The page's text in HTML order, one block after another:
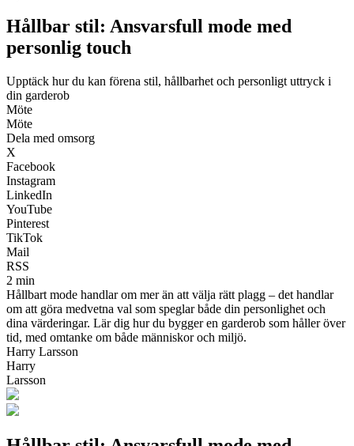
Hållbar stil: Ansvarsfull mode med
personlig touch
Upptäck hur du kan förena stil, hållbarhet och personligt uttryck i
din garderob
Möte
Möte
Dela med omsorg
X
Facebook
Instagram
LinkedIn
YouTube
Pinterest
TikTok
Mail
RSS
2 min
Hållbart mode handlar om mer än att välja rätt plagg – det handlar
om att göra medvetna val som speglar både din personlighet och
dina värderingar. Lär dig hur du bygger en garderob som håller över
tid, med omtanke om både människor och miljö.
Harry Larsson
Harry
Larsson